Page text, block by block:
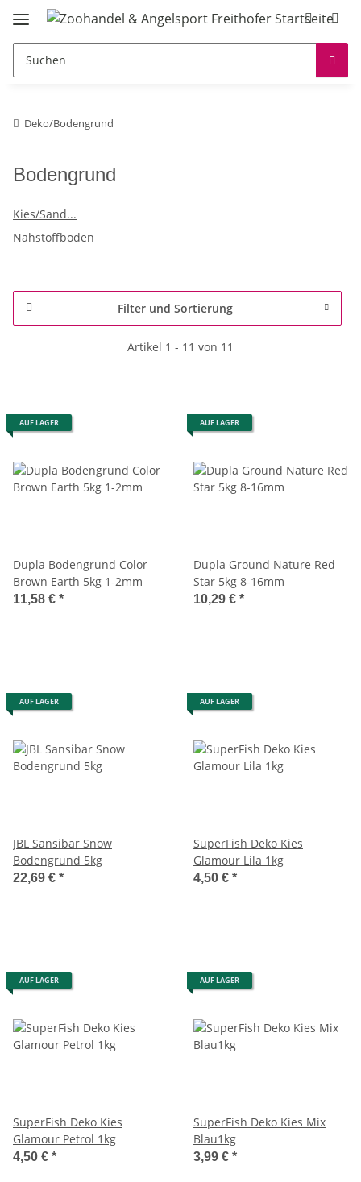
Deko/Bodengrund
Bodengrund
Kies/Sand...
Nähstoffboden
Filter und Sortierung
Artikel 1 - 11 von 11
AUF LAGER
Dupla Bodengrund Color
Brown Earth 5kg 1-2mm
11,58 € *
AUF LAGER
Dupla Ground Nature Red
Star 5kg 8-16mm
10,29 € *
AUF LAGER
JBL Sansibar Snow
Bodengrund 5kg
22,69 € *
AUF LAGER
SuperFish Deko Kies
Glamour Lila 1kg
4,50 € *
AUF LAGER
SuperFish Deko Kies
Glamour Petrol 1kg
4,50 € *
AUF LAGER
SuperFish Deko Kies Mix
Blau1kg
3,99 € *